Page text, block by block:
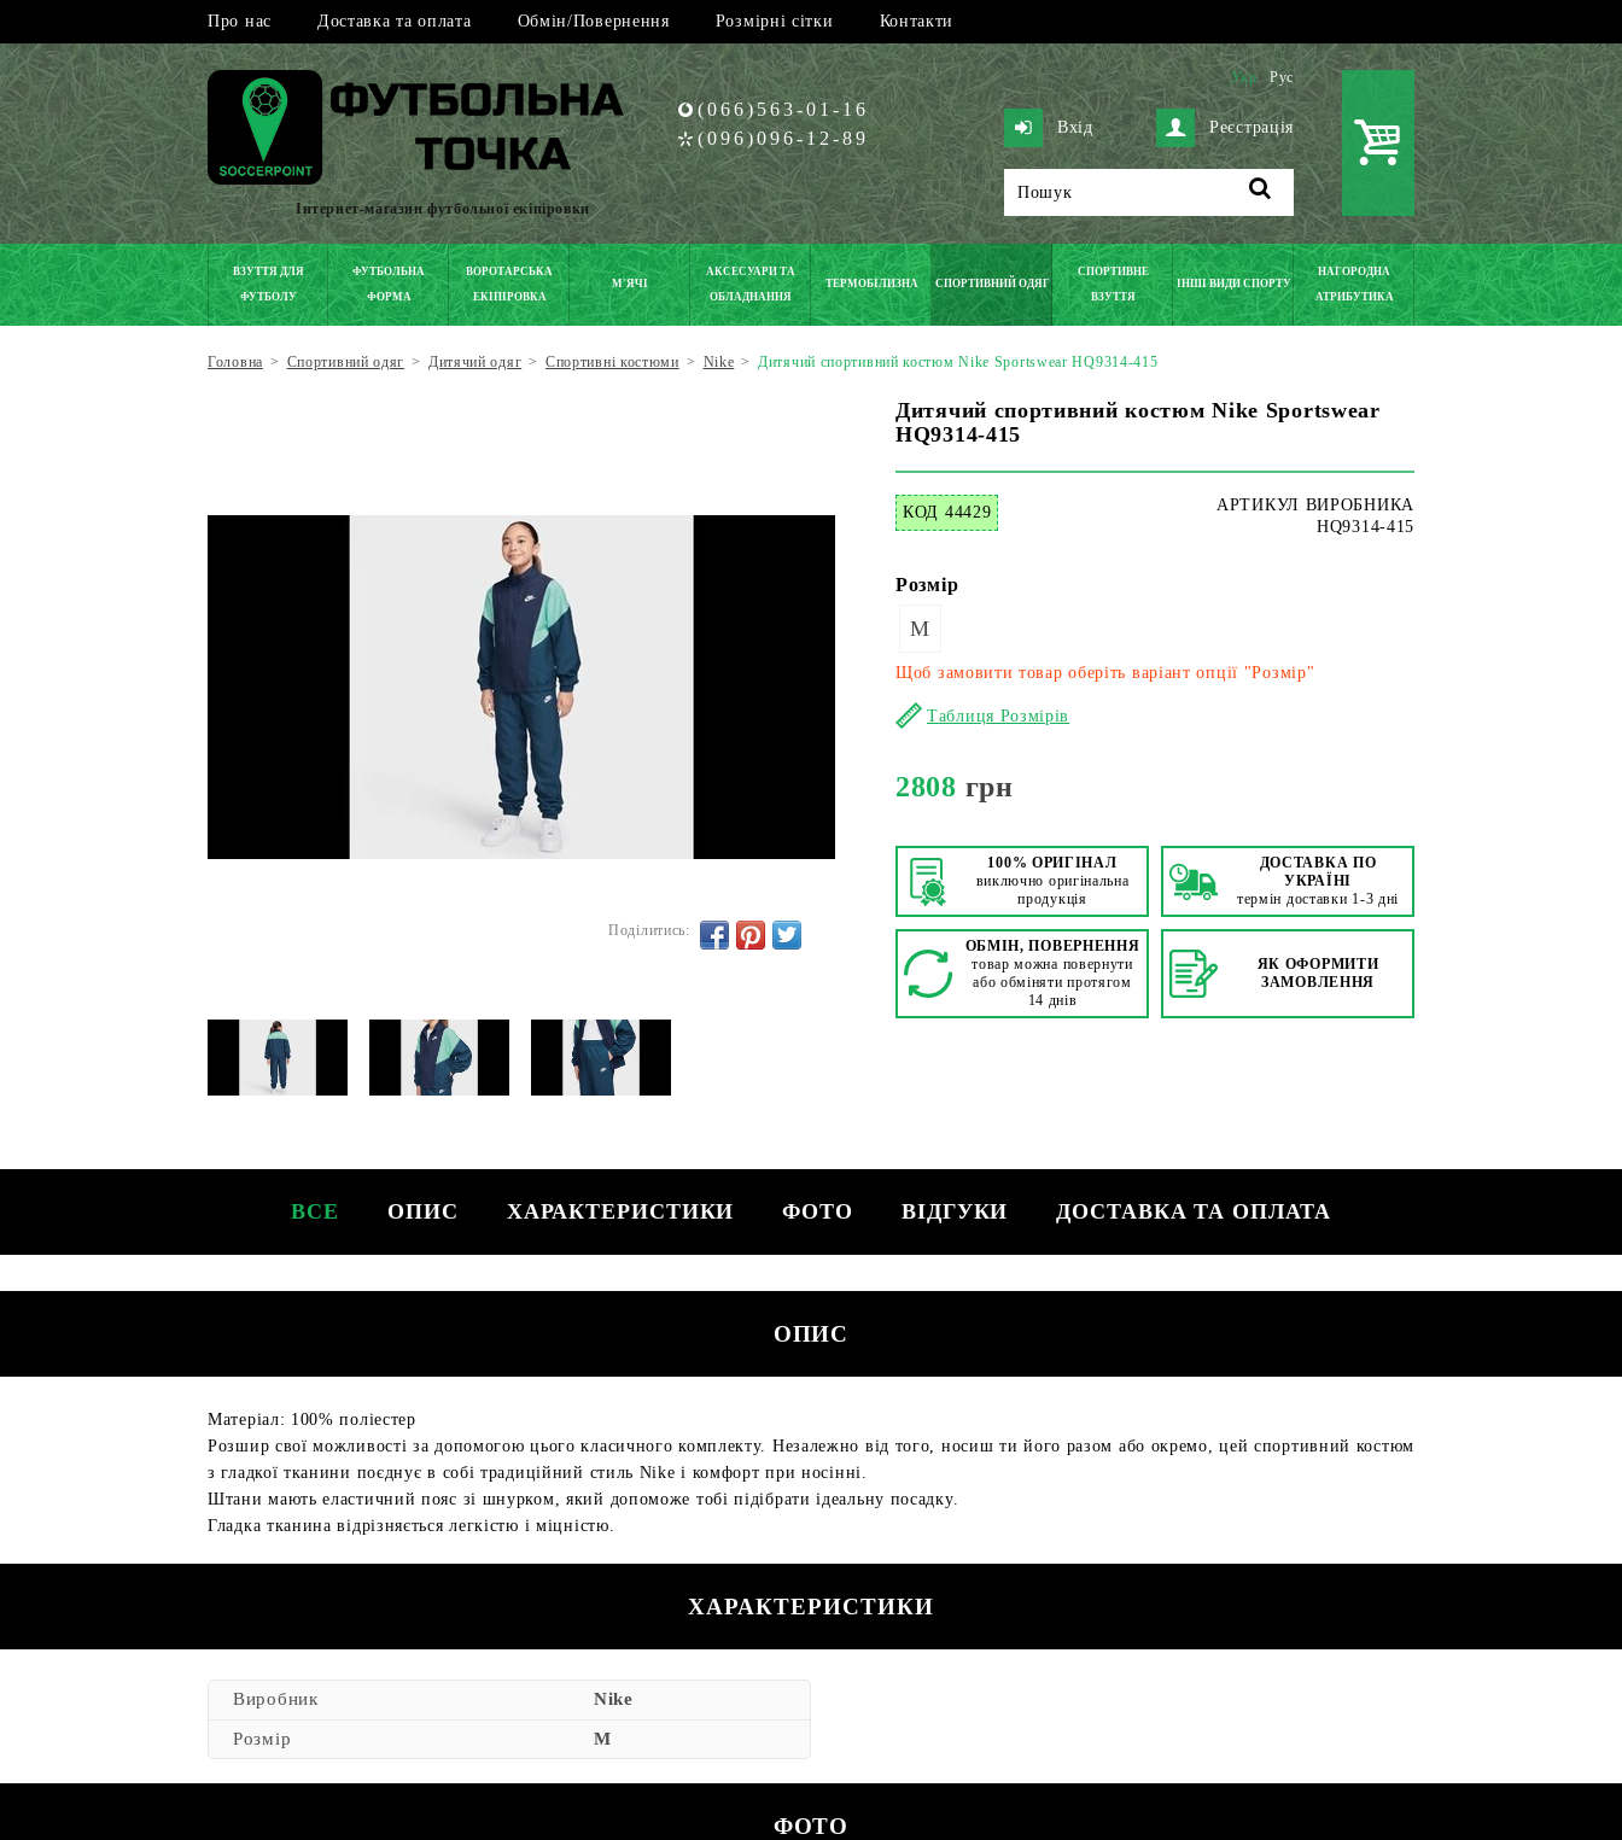
Про нас Доставка та оплата Обмін/Повернення Розмірні сітки Контакти
Інтернет-магазин футбольної екіпіровки
(066)563-01-16
(096)096-12-89
Укр Рус
Вхід Реєстрація
ВЗУТТЯ ДЛЯ
ФУТБОЛУ
ФУТБОЛЬНА
ФОРМА
ВОРОТАРСЬКА
ЕКІПІРОВКА
М'ЯЧІ
АКСЕСУАРИ ТА
ОБЛАДНАННЯ
ТЕРМОБІЛИЗНА СПОРТИВНИЙ ОДЯГ
СПОРТИВНЕ
ВЗУТТЯ
ІНШІ ВИДИ СПОРТУ
НАГОРОДНА
АТРИБУТИКА
Головна > Спортивний одяг > Дитячий одяг > Спортивні костюми > Nike > Дитячий спортивний костюм Nike Sportswear HQ9314-415
Дитячий спортивний костюм Nike Sportswear
HQ9314-415
КОД 44429
АРТИКУЛ ВИРОБНИКА
HQ9314-415
Поділитись:
Розмір
M
Щоб замовити товар оберіть варіант опції "Розмір"
Таблиця Розмірів
2808 грн
100% ОРИГІНАЛ
виключно оригінальна
продукція
ДОСТАВКА ПО
УКРАЇНІ
термін доставки 1-3 дні
ОБМІН, ПОВЕРНЕННЯ
товар можна повернути
або обміняти протягом
14 днів
ЯК ОФОРМИТИ
ЗАМОВЛЕННЯ
ВСЕ ОПИС ХАРАКТЕРИСТИКИ ФОТО ВІДГУКИ ДОСТАВКА ТА ОПЛАТА
ОПИС
Матеріал: 100% поліестер
Розшир свої можливості за допомогою цього класичного комплекту. Незалежно від того, носиш ти його разом або окремо, цей спортивний костюм
з гладкої тканини поєднує в собі традиційний стиль Nike і комфорт при носінні.
Штани мають еластичний пояс зі шнурком, який допоможе тобі підібрати ідеальну посадку.
Гладка тканина відрізняється легкістю і міцністю.
ХАРАКТЕРИСТИКИ
Виробник Nike
Розмір M
ФОТО